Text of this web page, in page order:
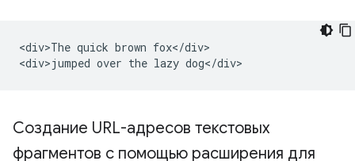
<div>The quick brown fox</div>
Создание URL-адресов текстовых
фрагментов с помощью расширения для